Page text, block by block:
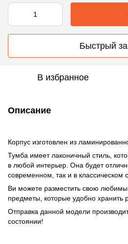
Быстрый
В избранное
Описание
Корпус изготовлен из
Тумба имеет лаконичный стиль,
в любой интерьер. Она будет
современном, так и в классическом
Ви можете разместить свою
предметы, которые удобно хранить
Отправка данной модели
состоянии!